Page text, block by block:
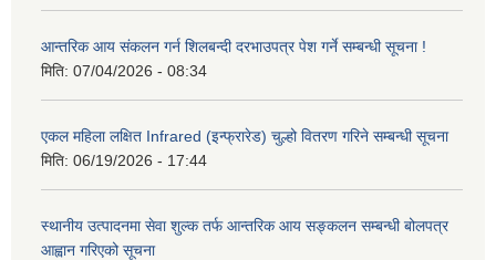
आन्तरिक आय संकलन गर्न शिलबन्दी दरभाउपत्र पेश गर्ने सम्बन्धी सूचना !
मिति: 07/04/2026 - 08:34
एकल महिला लक्षित Infrared (इन्फ्रारेड) चुल्हो वितरण गरिने सम्बन्धी सूचना
मिति: 06/19/2026 - 17:44
स्थानीय उत्पादनमा सेवा शुल्क तर्फ आन्तरिक आय सङ्कलन सम्बन्धी बोलपत्र
आह्वान गरिएको सूचना